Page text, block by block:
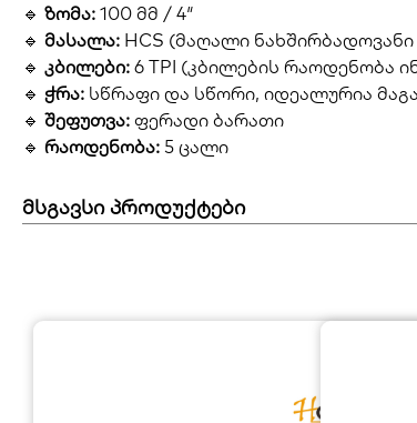
🔹 ზომა: 100 მმ / 4″
🔹 მასალა: HCS (მაღალი
🔹 კბილები: 6 TPI (კბილების რაოდენობა
🔹 ჭრა: სწრაფი და სწორი, იდეალურია
🔹 შეფუთვა: ფერადი ბარათი
🔹 რაოდენობა: 5 ცალი
მსგავსი პროდუქტები